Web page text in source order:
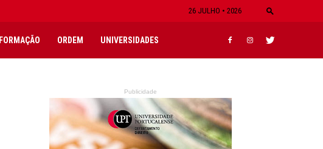
26 JULHO • 2026
FORMAÇÃO ORDEM UNIVERSIDADES
Publicidade